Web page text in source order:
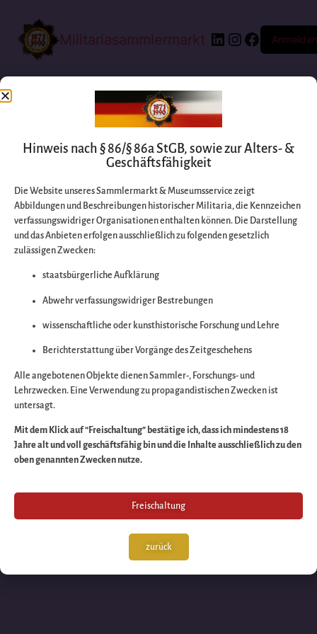
Militariasammlermarkt Anmelden
Entschuldigen Sie
bitte die
Wir arbeiten an
großartigen Sache
schauen Sie bald
wieder vorbei!
Hinweis nach § 86/§ 86a StGB, sowie zur Alters- &
Geschäftsfähigkeit
Die Website unseres Sammlermarkt & Museumsservice zeigt
Abbildungen und Beschreibungen historischer Militaria, die Kennzeichen
verfassungswidriger Organisationen enthalten können. Die Darstellung
und das Anbieten erfolgen ausschließlich zu folgenden gesetzlich
zulässigen Zwecken:
staatsbürgerliche Aufklärung
Abwehr verfassungswidriger Bestrebungen
wissenschaftliche oder kunsthistorische Forschung und Lehre
Berichterstattung über Vorgänge des Zeitgeschehens
Alle angebotenen Objekte dienen Sammler-, Forschungs- und
Lehrzwecken. Eine Verwendung zu propagandistischen Zwecken ist
untersagt.
Mit dem Klick auf “Freischaltung” bestätige ich, dass ich mindestens 18
Jahre alt und voll geschäftsfähig bin und die Inhalte ausschließlich zu den
oben genannten Zwecken nutze.
Freischaltung
zurück